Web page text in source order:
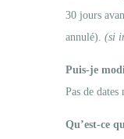
30 jours
annulé). (si
Puis-je
Pas de
Qu’est-ce